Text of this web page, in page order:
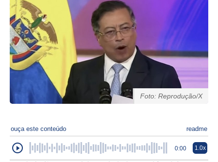
Foto: Reprodução/X
ouça este conteúdo readme
0:00 1.0x